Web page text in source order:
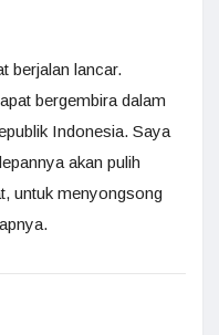
berjalan lancar.
bergembira dalam
Indonesia. Saya
akan pulih
untuk menyongsong